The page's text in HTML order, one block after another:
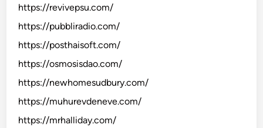
https://revivepsu.com/
https://pubbliradio.com/
https://posthaisoft.com/
https://osmosisdao.com/
https://newhomesudbury.com/
https://muhurevdeneve.com/
https://mrhalliday.com/